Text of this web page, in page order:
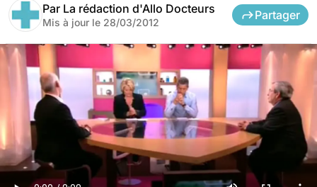
Par La rédaction d'Allo Docteurs
Mis à jour le 28/03/2012
Partager